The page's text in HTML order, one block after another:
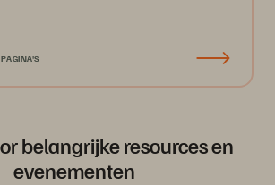
belangrijke resources en
evenementen